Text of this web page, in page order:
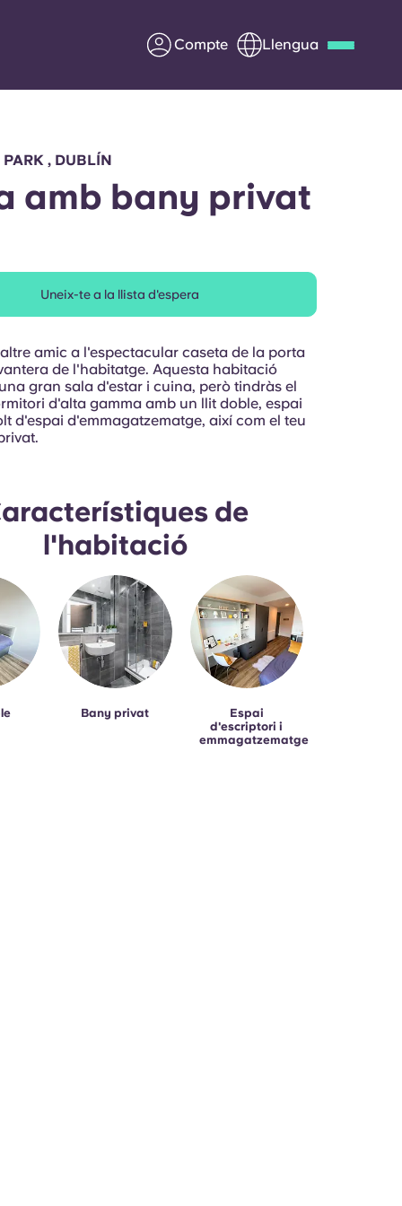
Compte Llengua
Informació per a pares
Poseu-vos en contacte
, DUBLÍN
amb bany privat
Uneix-te a la llista d'espera
amic a l'espectacular caseta de la porta
de l'habitatge. Aquesta habitació
gran sala d'estar i cuina, però tindràs el
d'alta gamma amb un llit doble, espai
d'espai d'emmagatzematge, així com el teu
de
l'habitació
Bany privat
Espai
d'escriptori i
emmagatzematge